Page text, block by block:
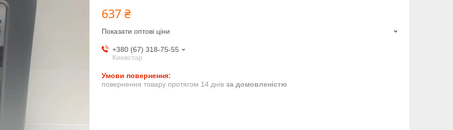
637 ₴
Показати оптові ціни
+380 (67) 318-75-55
Киевстар
повернення товару протягом 14 днів за домовленістю